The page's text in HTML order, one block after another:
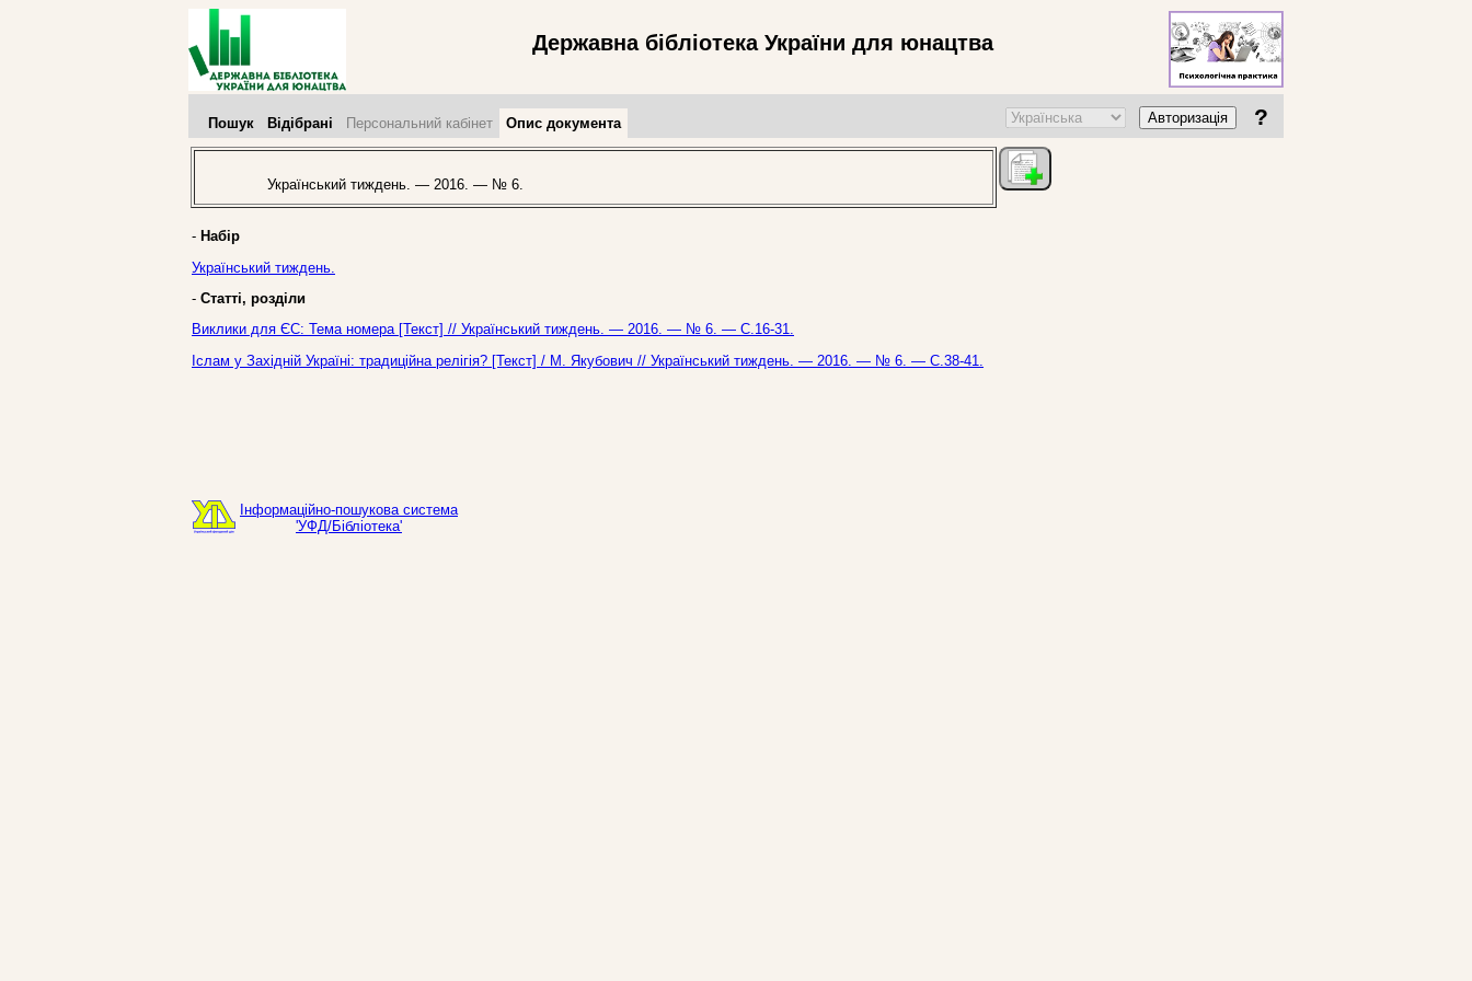
Державна бібліотека України для юнацтва
Пошук Відібрані Персональний кабінет Опис документа Авторизація ?
Український тиждень. — 2016. — № 6.
- Набір
Український тиждень.
- Статті, розділи
Виклики для ЄС: Тема номера [Текст] // Український тиждень. — 2016. — № 6. — С.16-31.
Іслам у Західній Україні: традиційна релігія? [Текст] / М. Якубович // Український тиждень. — 2016. — № 6. — С.38-41.
Інформаційно-пошукова система
'УФД/Бібліотека'